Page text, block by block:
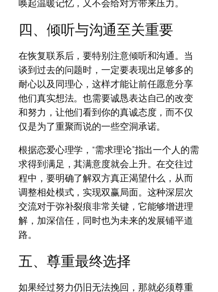
唤起温暖记忆，又不会给对方带来压力。
四、倾听与沟通至关重要
在恢复联系后，要特别注意倾听和沟通。当
谈到过去的问题时，一定要表现出足够多的
耐心以及同理心，这样才能让前任愿意分享
他们真实想法。也需要诚恳表达自己的改变
和努力，让他们看到你的真诚态度，而不仅
仅是为了重聚而说的一些空洞承诺。
根据恋爱心理学，“需求理论”指出一个人的需
求得到满足，其满意度就会上升。在交往过
程中，要明确了解双方真正渴望什么，从而
调整相处模式，实现双赢局面。这种深层次
交流对于弥补裂痕非常关键，它能够增进理
解，加深信任，同时也为未来的发展铺平道
路。
五、尊重最终选择
如果经过努力仍旧无法挽回，那就必须尊重